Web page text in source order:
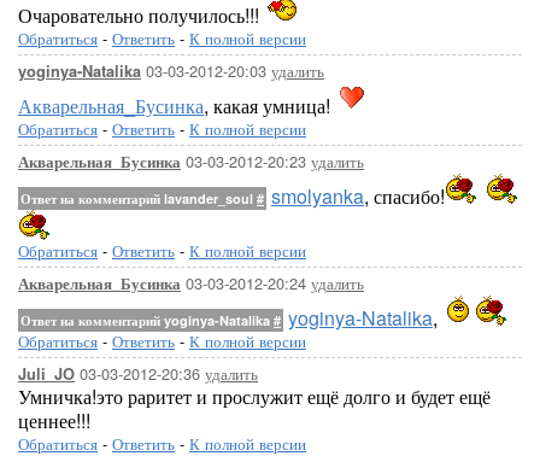
Очаровательно получилось!!!
Обратиться - Ответить - К полной версии
yoginya-Natalika 03-03-2012-20:03 удалить
Акварельная_Бусинка, какая умница!
Обратиться - Ответить - К полной версии
Акварельная_Бусинка 03-03-2012-20:23 удалить
Ответ на комментарий lavander_soul # smolyanka, спасибо!
Обратиться - Ответить - К полной версии
Акварельная_Бусинка 03-03-2012-20:24 удалить
Ответ на комментарий yoginya-Natalika # yoginya-Natalika,
Обратиться - Ответить - К полной версии
Juli_JO 03-03-2012-20:36 удалить
Умничка!это раритет и прослужит ещё долго и будет ещё
ценнее!!!
Обратиться - Ответить - К полной версии